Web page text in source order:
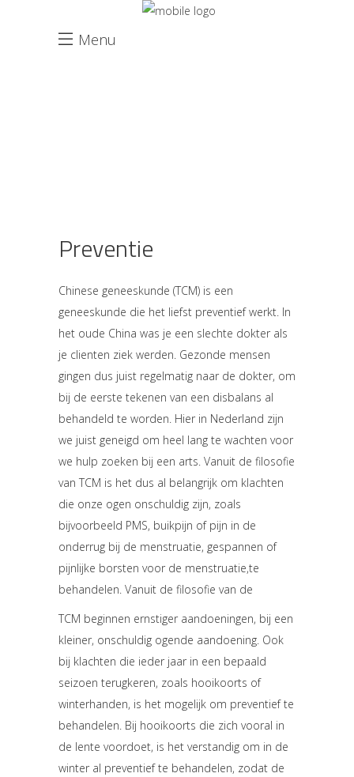
Menu
Preventie
Chinese geneeskunde (TCM) is een
geneeskunde die het liefst preventief werkt. In
het oude China was je een slechte dokter als
je clienten ziek werden. Gezonde mensen
gingen dus juist regelmatig naar de dokter, om
bij de eerste tekenen van een disbalans al
behandeld te worden. Hier in Nederland zijn
we juist geneigd om heel lang te wachten voor
we hulp zoeken bij een arts. Vanuit de filosofie
van TCM is het dus al belangrijk om klachten
die onze ogen onschuldig zijn, zoals
bijvoorbeeld PMS, buikpijn of pijn in de
onderrug bij de menstruatie, gespannen of
pijnlijke borsten voor de menstruatie,te
behandelen. Vanuit de filosofie van de
TCM beginnen ernstiger aandoeningen, bij een
kleiner, onschuldig ogende aandoening. Ook
bij klachten die ieder jaar in een bepaald
seizoen terugkeren, zoals hooikoorts of
winterhanden, is het mogelijk om preventief te
behandelen. Bij hooikoorts die zich vooral in
de lente voordoet, is het verstandig om in de
winter al preventief te behandelen, zodat de